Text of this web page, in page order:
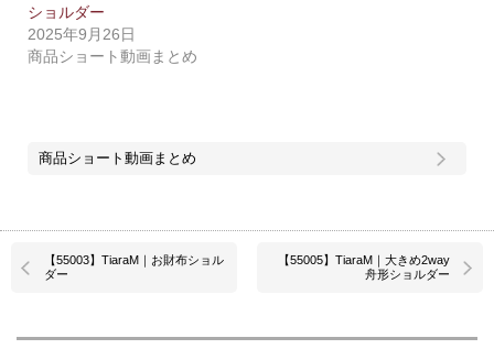
ショルダー
2025年9月26日
商品ショート動画まとめ
商品ショート動画まとめ
【55005】TiaraM｜大きめ2way
舟形ショルダー
【55003】TiaraM｜お財布ショル
ダー